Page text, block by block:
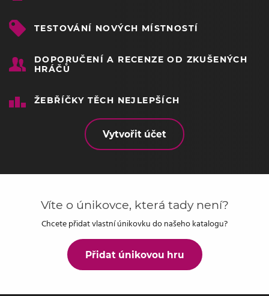
TESTOVÁNÍ NOVÝCH MÍSTNOSTÍ
DOPORUČENÍ A RECENZE OD ZKUŠENÝCH
HRÁČŮ
ŽEBŘÍČKY TĚCH NEJLEPŠÍCH
Vytvořit účet
Víte o únikovce, která tady není?
Chcete přidat vlastní únikovku do našeho katalogu?
Přidat únikovou hru